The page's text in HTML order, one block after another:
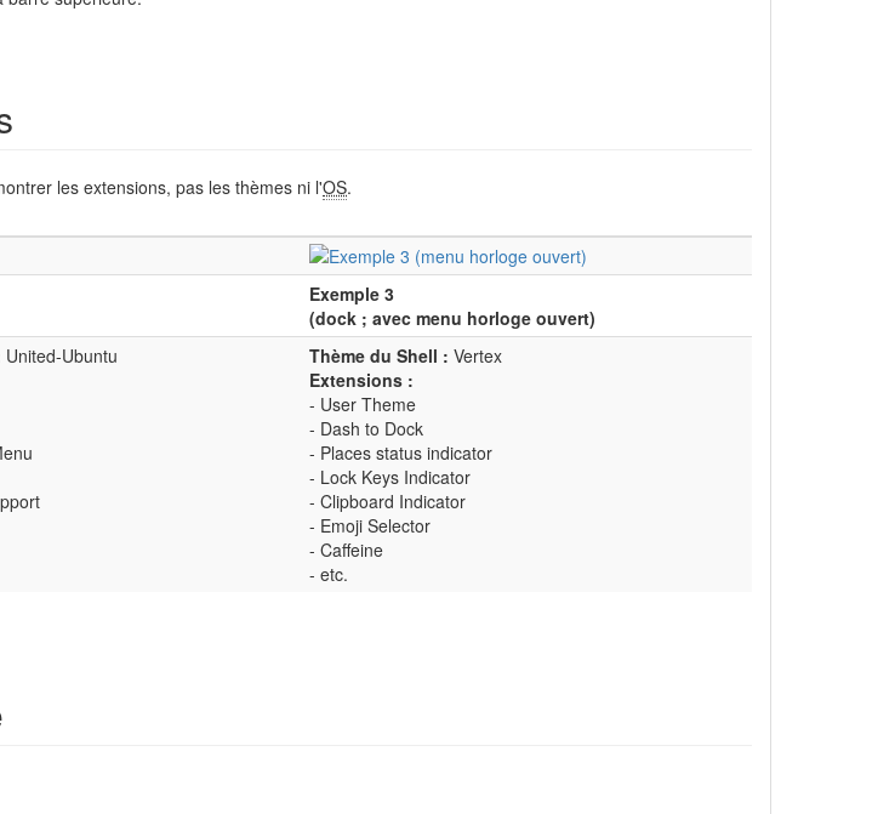
les extensions, pas les thèmes ni l'OS.
Exemple 3
(dock ; avec menu horloge ouvert)
United-Ubuntu
Thème du Shell : Vertex
Extensions :
- User Theme
- Dash to Dock
- Places status indicator
- Lock Keys Indicator
- Clipboard Indicator
- Emoji Selector
- Caffeine
- etc.